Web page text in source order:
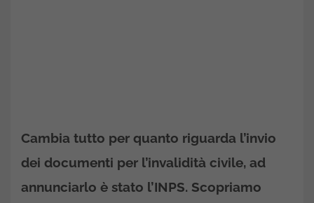
Cambia tutto per quanto riguarda l’invio
dei documenti per l’invalidità civile, ad
annunciarlo è stato l’INPS. Scopriamo